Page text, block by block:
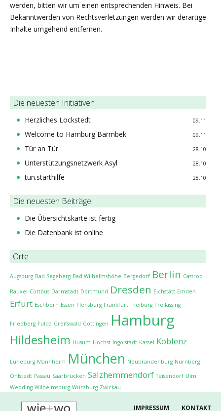
werden, bitten wir um einen entsprechenden Hinweis. Bei
Bekanntwerden von Rechtsverletzungen werden wir derartige
Inhalte umgehend entfernen.
Die neuesten Initiativen
Herzliches Lockstedt 09.11
Welcome to Hamburg Barmbek 09.11
Tür an Tür 28.10
Unterstützungsnetzwerk Asyl 28.10
tun.starthilfe 28.10
Die neuesten Beiträge
Die Übersichtskarte ist fertig
Die Datenbank ist online
Orte
Augsburg Bad Segeberg Bad Wilhelmshöhe Bergedorf Berlin Castrop-
Rauxel Cottbus Darmstadt Dortmund Dresden Eichstätt Emden
Erfurt Eschborn Essen Flensburg Frankfurt Freiburg Freilassing
Friedberg Fulda Greifswald Göttingen Hamburg
Hildesheim Husum Höchst Ingolstadt Kassel Koblenz
Lüneburg Mannheim München Neubrandenburg Nürnberg
Ohlstedt Passau Saarbrücken Salzhemmendorf Tei­sen­dorf Ulm
Wedding Wilhelmsburg Würzburg Zwickau
KONTAKT
IMPRESSUM